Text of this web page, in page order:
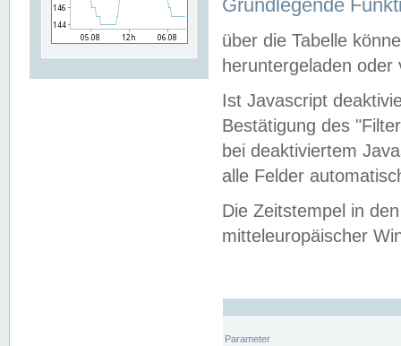
Grundlegende
über die Tabelle
heruntergeladen oder
Ist Javascript
Bestätigung des
bei deaktiviertem
alle Felder
Die Zeitstempel in
mitteleuropäischer
Parameter